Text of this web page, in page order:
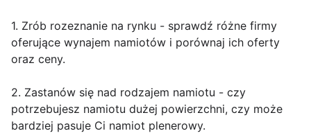
1. Zrób rozeznanie na rynku - sprawdź różne firmy
oferujące wynajem namiotów i porównaj ich oferty
oraz ceny.
2. Zastanów się nad rodzajem namiotu - czy
potrzebujesz namiotu dużej powierzchni, czy może
bardziej pasuje Ci namiot plenerowy.